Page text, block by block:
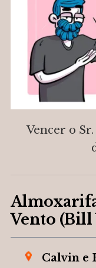
Vencer o
Vento (Bill
Calvin e